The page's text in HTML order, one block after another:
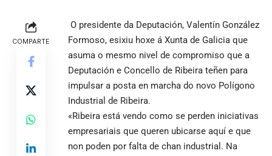
COMPARTE
O presidente da Deputación, Valentín González
Formoso, esixiu hoxe á Xunta de Galicia que
asuma o mesmo nivel de compromiso que a
Deputación e Concello de Ribeira teñen para
impulsar a posta en marcha do novo Polígono
Industrial de Ribeira.
«Ribeira está vendo como se perden iniciativas
empresariais que queren ubicarse aquí e que
non poden por falta de chan industrial. Na